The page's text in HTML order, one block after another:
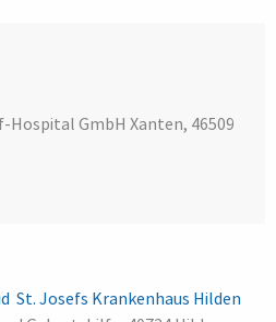
GmbH Xanten, 46509
St. Josefs Krankenhaus Hilden